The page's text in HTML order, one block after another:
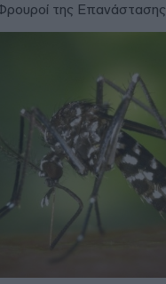
της Επανάστασης